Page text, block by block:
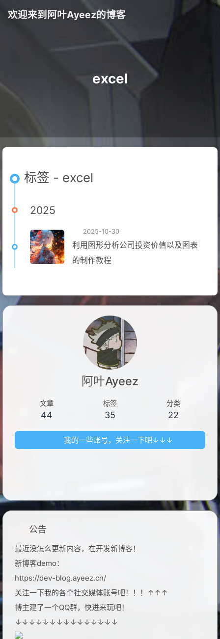
欢迎来到阿叶Ayeez的博客
excel
标签 - excel
2025
2025-10-30
利用图形分析公司投资价值以及图表
的制作教程
阿叶Ayeez
文章
44
标签
35
分类
22
我的一些账号，关注一下吧↓↓↓
公告
最近没怎么更新内容，在开发新博客！
新博客demo：
https://dev-blog.ayeez.cn/
关注一下我的各个社交媒体账号吧！！！↑↑↑
博主建了一个QQ群，快进来玩吧！
↓↓↓↓↓↓↓↓↓↓↓↓↓↓↓